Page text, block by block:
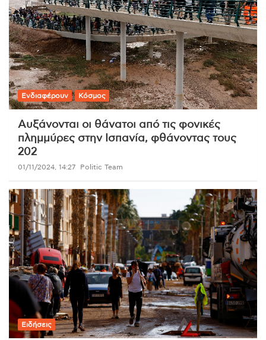
Ενδιαφέρουν Κόσμος
Αυξάνονται οι θάνατοι από τις φονικές
πλημμύρες στην Ισπανία, φθάνοντας τους
202
01/11/2024, 14:27 Politic Team
Ειδήσεις